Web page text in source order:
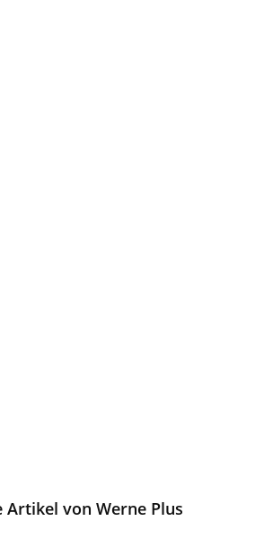
Artikel von Werne Plus